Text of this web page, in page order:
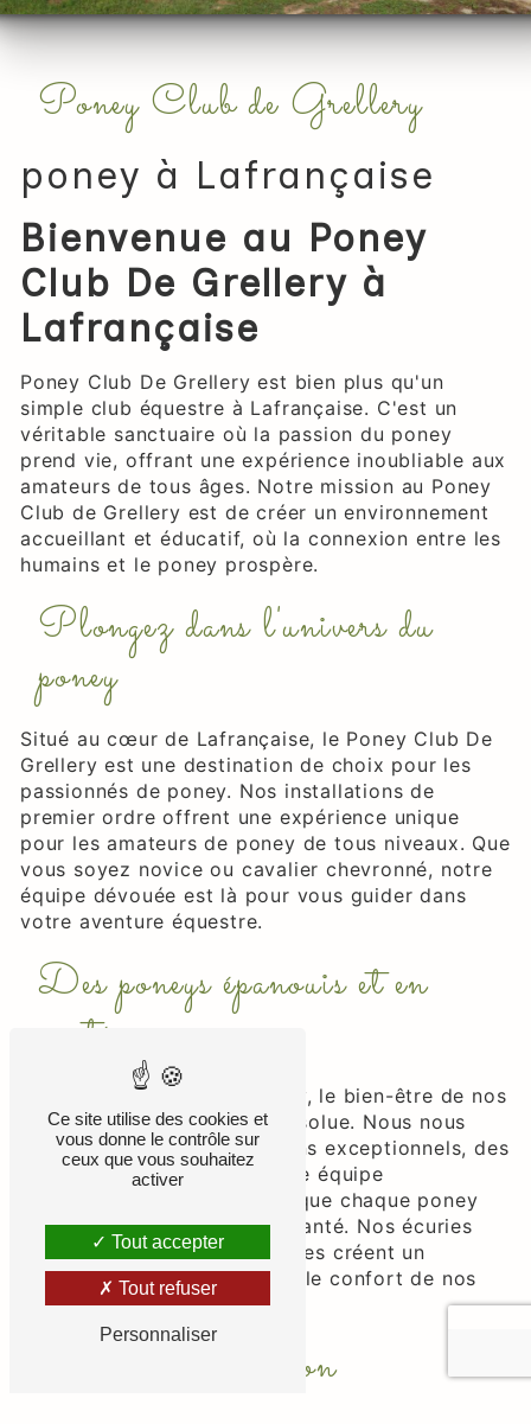
Poney Club de Grellery
poney à Lafrançaise
Bienvenue au Poney
Club De Grellery à
Lafrançaise
Poney Club De Grellery est bien plus qu'un
simple club équestre à Lafrançaise. C'est un
véritable sanctuaire où la passion du poney
prend vie, offrant une expérience inoubliable aux
amateurs de tous âges. Notre mission au Poney
Club de Grellery est de créer un environnement
accueillant et éducatif, où la connexion entre les
humains et le poney prospère.
Plongez dans l'univers du
poney
Situé au cœur de Lafrançaise, le Poney Club De
Grellery est une destination de choix pour les
passionnés de poney. Nos installations de
premier ordre offrent une expérience unique
pour les amateurs de poney de tous niveaux. Que
vous soyez novice ou cavalier chevronné, notre
équipe dévouée est là pour vous guider dans
votre aventure équestre.
Des poneys épanouis et en
santé
Chez Poney Club De Grellery, le bien-être de nos
poneys est notre priorité absolue. Nous nous
engageons à fournir des soins exceptionnels, des
installations modernes et une équipe
expérimentée pour garantir que chaque poney
soit heureux et en parfaite santé. Nos écuries
spacieuses et bien entretenues créent un
environnement optimal pour le confort de nos
poneys.
Leçons d'équitation
Ce site utilise des cookies et
vous donne le contrôle sur
ceux que vous souhaitez
activer
Tout accepter
Tout refuser
Personnaliser